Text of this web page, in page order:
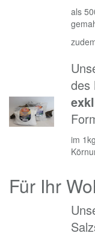
als
des
im
Für Ihr